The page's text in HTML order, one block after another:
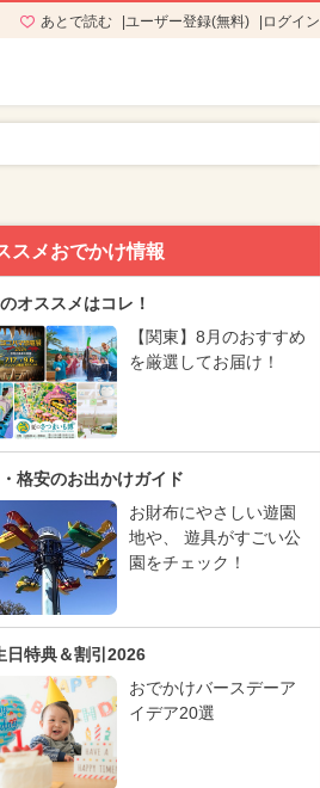
あとで読む ユーザー登録(無料) ログイン
スメおでかけ情報
オススメはコレ！
【関東】8月のおすすめ
を厳選してお届け！
格安のお出かけガイド
お財布にやさしい遊園
地や、 遊具がすごい公
園をチェック！
日特典＆割引2026
おでかけバースデーア
イデア20選